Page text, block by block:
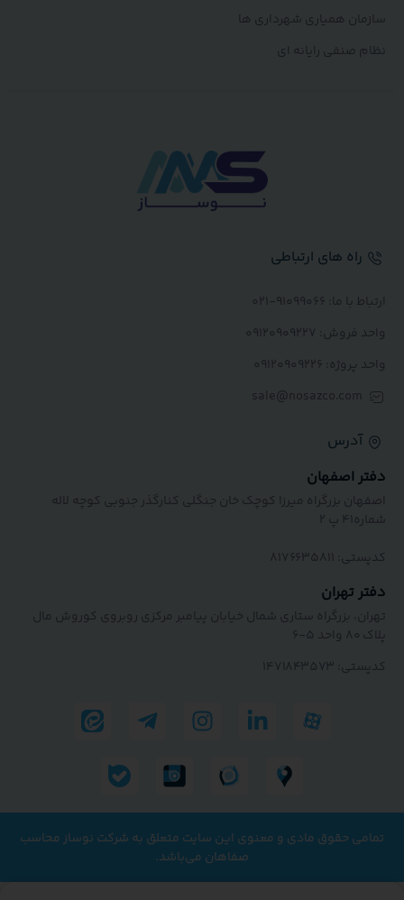
همیاری شهرداری ها
رایانه ای
های ارتباطی
91099066-021
09120909227
۰۹۱۲۰۹۰۹۲۲۶
اصفهان
بزرگراه میرزا کوچک خان جنگلی کنارگذر جنوبی کوچه لاله
تهران
بزرگراه ستاری شمال خیابان پیامبر مرکزی روبروی کوروش مال
حقوق مادی و معنوی این سایت متعلق به شرکت نوساز محاسب
صفاهان می‌باشد.